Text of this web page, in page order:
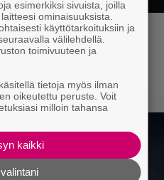
plektralta” –
Megadethiä
esimerkiksi sivuista, joilla
ominaisuuksista.
käyttötarkoituksiin ja
välilehdellä.
toimivuuteen ja
tietoja myös ilman
oikeutettu peruste. Voit
milloin tahansa
kaikki